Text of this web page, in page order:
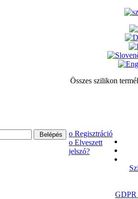
Összes szilikon
ο Regisztráció
ο Elveszett
jelszó?
GDPR